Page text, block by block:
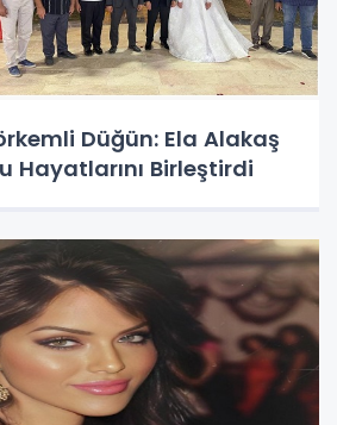
Düğün: Ela Alakaş
Hayatlarını Birleştirdi